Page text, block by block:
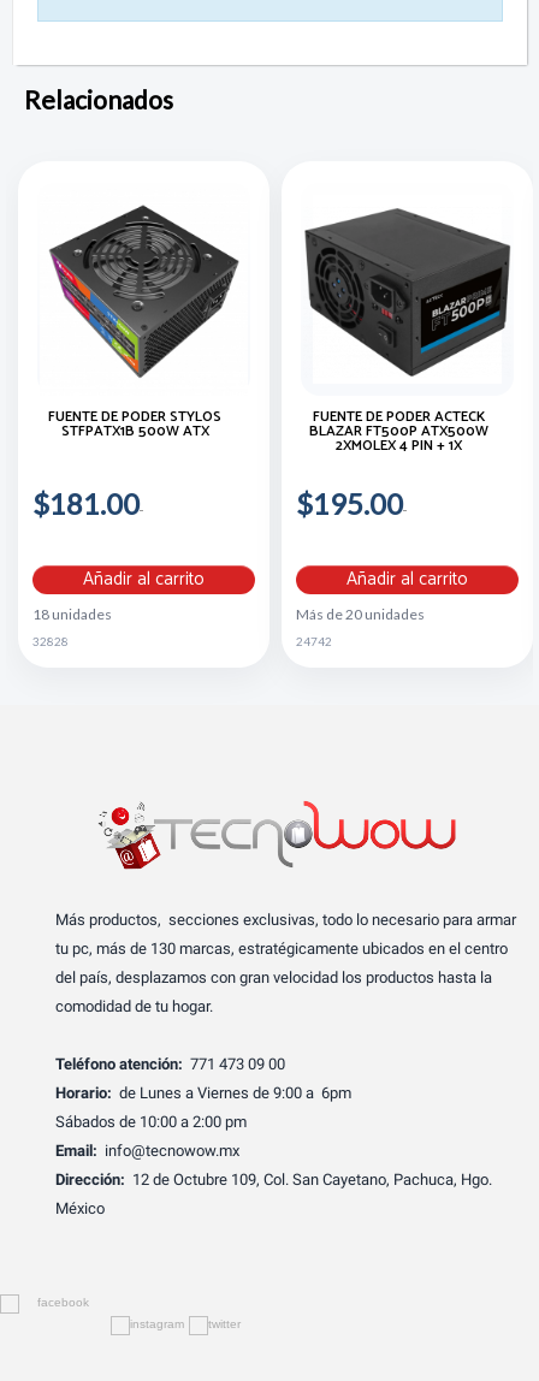
Relacionados
FUENTE DE PODER STYLOS
STFPATX1B 500W ATX
$181.00
Añadir al carrito
18 unidades
32828
FUENTE DE PODER ACTECK
BLAZAR FT500P ATX500W
2XMOLEX 4 PIN + 1X
$195.00
Añadir al carrito
Más de 20 unidades
24742
Más productos, secciones exclusivas, todo lo necesario para armar
tu pc, más de 130 marcas, estratégicamente ubicados en el centro
del país, desplazamos con gran velocidad los productos hasta la
comodidad de tu hogar.
Teléfono atención: 771 473 09 00
Horario: de Lunes a Viernes de 9:00 a 6pm
Sábados de 10:00 a 2:00 pm
Email: info@tecnowow.mx
Dirección: 12 de Octubre 109, Col. San Cayetano, Pachuca, Hgo.
México